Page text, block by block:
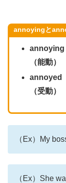
annoyingと
annoying
（能動）
annoyed
（受動）
（Ex）My
（Ex）She